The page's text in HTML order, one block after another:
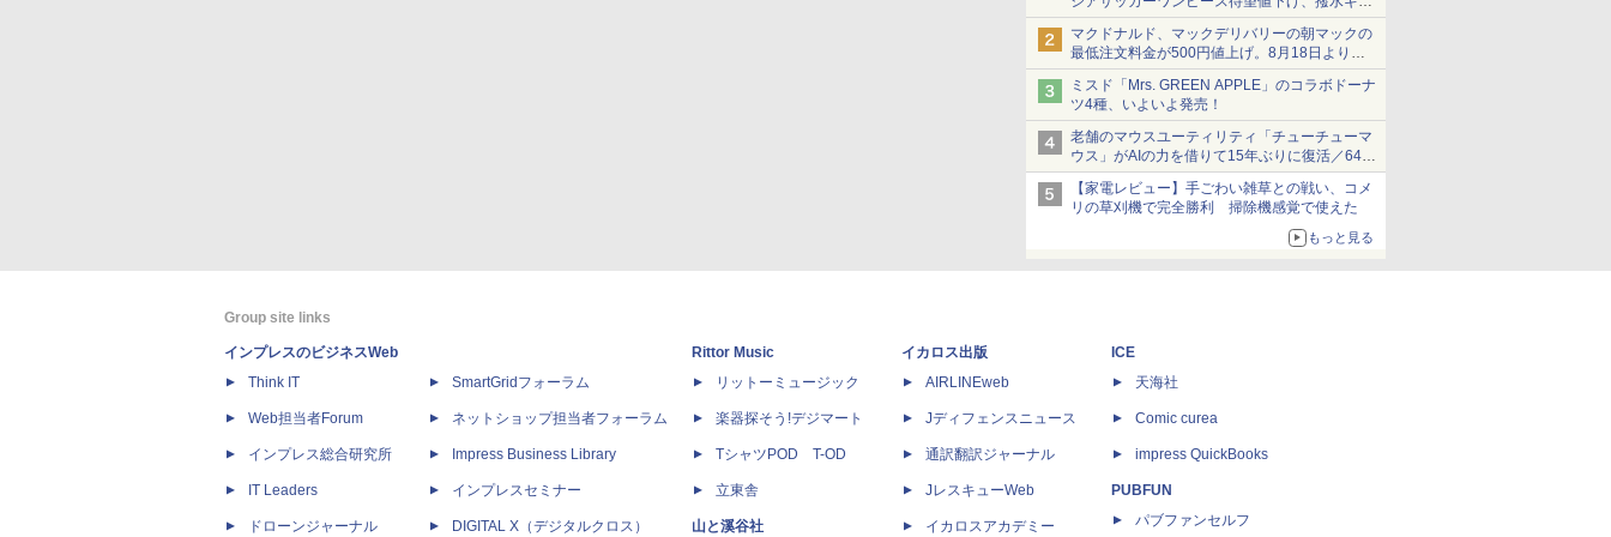
ショーツは1990円に
マクドナルド、マックデリバリーの朝マックの
最低注文料金が500円値上げ。8月18日より
1,500円から受付
ミスド「Mrs. GREEN APPLE」のコラボドーナ
ツ4種、いよいよ発売！
老舗のマウスユーティリティ「チューチューマ
ウス」がAIの力を借りて15年ぶりに復活／64bit
化、Windows 10/11、「Chrome」も走り回
る。復活記念で2026年末まで500円
【家電レビュー】手ごわい雑草との戦い、コメ
リの草刈機で完全勝利 掃除機感覚で使えた
もっと見る
Group site links
インプレスのビジネスWeb
Think IT
Web担当者Forum
インプレス総合研究所
IT Leaders
ドローンジャーナル
SmartGridフォーラム
ネットショップ担当者フォーラム
Impress Business Library
インプレスセミナー
DIGITAL X（デジタルクロス）
Rittor Music
リットーミュージック
楽器探そう!デジマート
TシャツPOD T-OD
立東舎
山と溪谷社
イカロス出版
AIRLINEweb
Jディフェンスニュース
通訳翻訳ジャーナル
JレスキューWeb
イカロスアカデミー
ICE
天海社
Comic curea
impress QuickBooks
PUBFUN
パブファンセルフ